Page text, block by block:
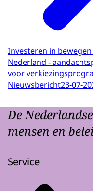
Investeren in
Nederland -
voor
Nieuwsbericht23-07-
De
mensen en
Service